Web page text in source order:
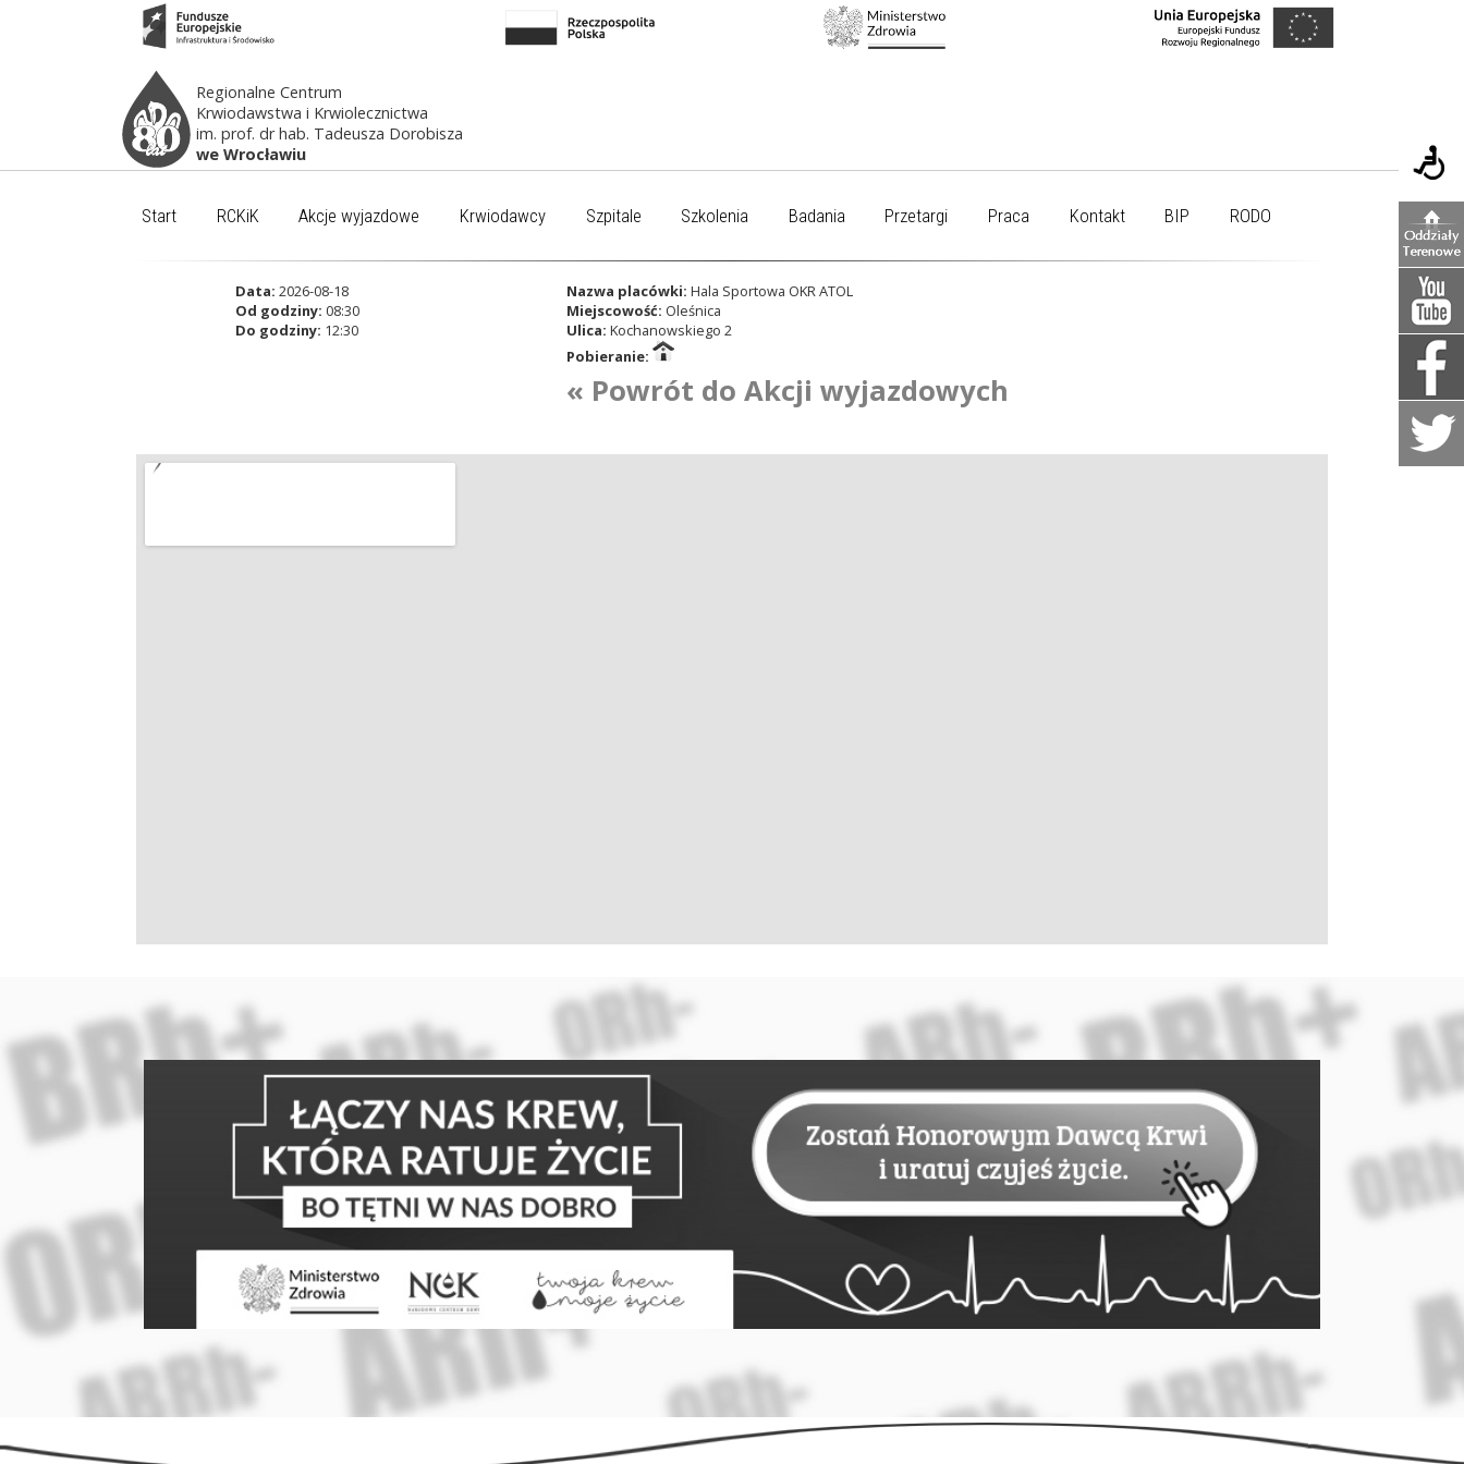
Regionalne Centrum
Krwiodawstwa i Krwiolecznictwa
im. prof. dr hab. Tadeusza Dorobisza
we Wrocławiu
Start RCKiK Akcje wyjazdowe Krwiodawcy Szpitale Szkolenia Badania Przetargi Praca Kontakt BIP RODO
Data: 2026-08-18
Od godziny: 08:30
Do godziny: 12:30
Nazwa placówki: Hala Sportowa OKR ATOL
Miejscowość: Oleśnica
Ulica: Kochanowskiego 2
Pobieranie:
« Powrót do Akcji wyjazdowych